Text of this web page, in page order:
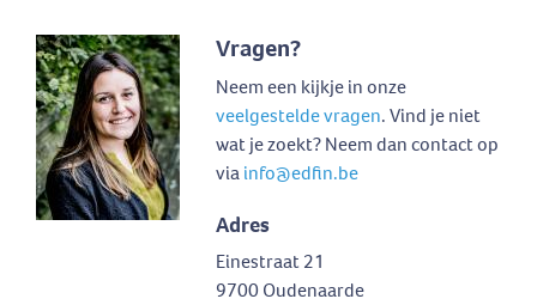
Vragen?
Neem een kijkje in onze
veelgestelde vragen. Vind je niet
wat je zoekt? Neem dan contact op
viainfo@edfin.be
Adres
Einestraat 21
9700 Oudenaarde